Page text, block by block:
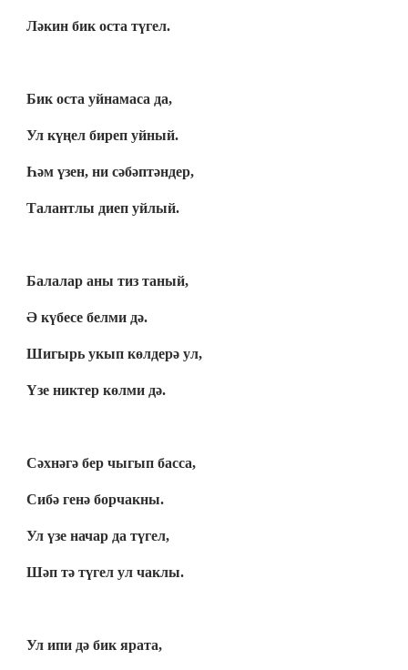
Ләкин бик оста түгел.
Бик оста уйнамаса да,
Ул күңел биреп уйный.
Һәм үзен, ни сәбәптәндер,
Талантлы диеп уйлый.
Балалар аны тиз таный,
Ә күбесе белми дә.
Шигырь укып көлдерә ул,
Үзе никтер көлми дә.
Сәхнәгә бер чыгып басса,
Сибә генә борчакны.
Ул үзе начар да түгел,
Шәп тә түгел ул чаклы.
Ул ипи дә бик ярата,